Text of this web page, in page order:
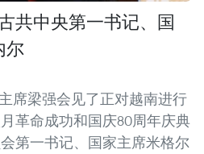
共中央第一书记、国
尔
席梁强会见了正对越南进行
革命成功和国庆80周年庆典
第一书记、国家主席米格尔